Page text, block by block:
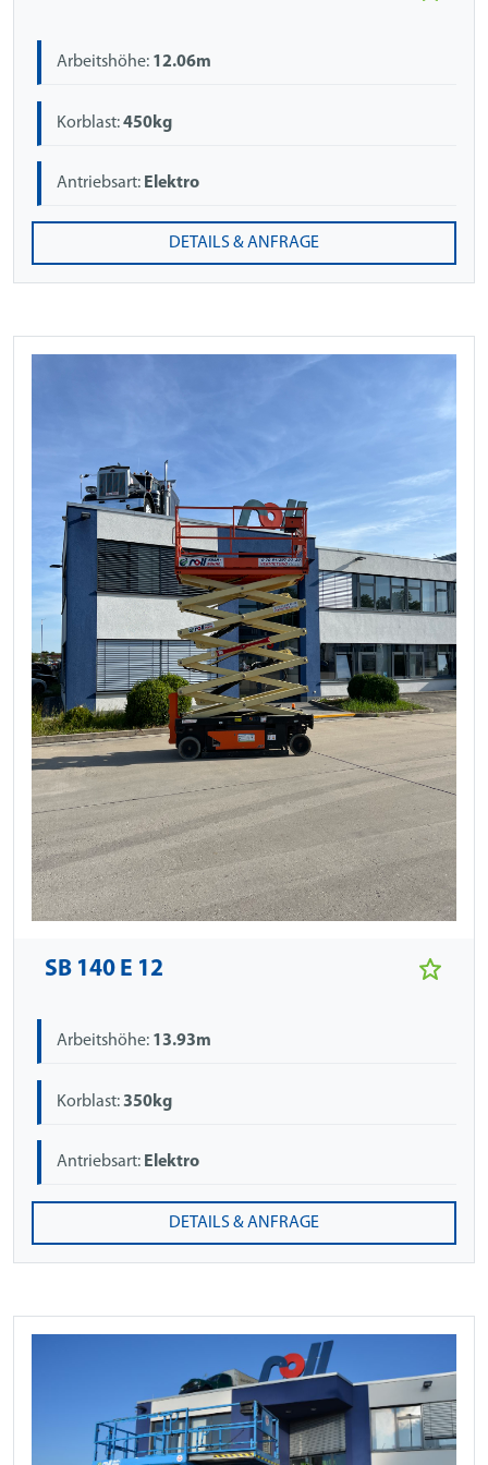
Arbeitshöhe: 12.06m
Korblast:450kg
Antriebsart: Elektro
DETAILS & ANFRAGE
SB 140 E 12
Arbeitshöhe: 13.93m
Korblast:350kg
Antriebsart: Elektro
DETAILS & ANFRAGE